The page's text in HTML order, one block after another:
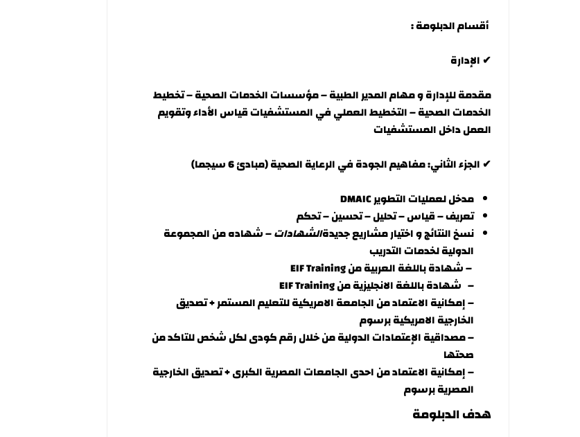
أقسام الدبلومة :
✔ الإدارة
مقدمة للإدارة و مهام المدير الطبية – مؤسسات الخدمات الصحية – تخطيط
الخدمات الصحية – التخطيط العملي في المستشفيات قياس الأداء وتقويم
العمل داخل المستشفيات
✔ الجزء الثاني: مفاهيم الجودة في الرعاية الصحية (مبادئ 6 سيجما)
مدخل لعمليات التطوير DMAIC
تعريف – قياس – تحليل – تحسين – تحكم
نسخ النتائج و اختيار مشاريع جديدةالشهادات–شهاده من المجموعة
الدولية لخدمات التدريب
–شهادة باللغة العربية من
– شهادة باللغة الانجليزية من
–إمكانية الاعتماد من الجامعة الامريكية للتعليم المستمر + تصديق
الخارجية الامريكية برسوم
–مصداقية الإعتمادات الدولية من خلال رقم كودى لكل شخص للتاكد من
صحتها
–إمكانية الاعتماد من احدى الجامعات المصرية الكبرى + تصديق الخارجية
المصرية برسوم
هدف الدبلومة